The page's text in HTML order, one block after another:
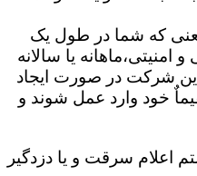
که شما در طول یک
یا سالانه
شرکت در صورت ایجاد
خود وارد عمل شوند و
اعلام سرقت و یا دزدگیر